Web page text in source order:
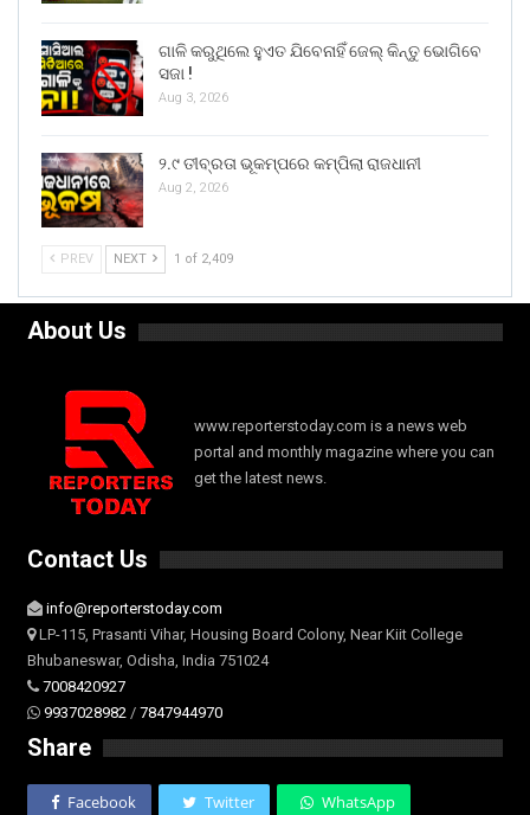
ଗାଳି କରୁଥିଲେ ହୁଏତ ଯିବେନାହିଁ ଜେଲ୍ କିନ୍ତୁ ଭୋଗିବେ
ସଜା !
Aug 3, 2026
୨.୯ ତୀବ୍ରତା ଭୂକମ୍ପରେ କମ୍ପିଲା ରାଜଧାନୀ
Aug 2, 2026
PREV NEXT 1 of 2,409
About Us
www.reporterstoday.com is a news web
portal and monthly magazine where you can
get the latest news.
Contact Us
info@reporterstoday.com
LP-115, Prasanti Vihar, Housing Board Colony, Near Kiit College
Bhubaneswar, Odisha, India 751024
7008420927
9937028982 / 7847944970
Share
Facebook Twitter WhatsApp